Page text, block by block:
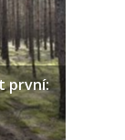
první: